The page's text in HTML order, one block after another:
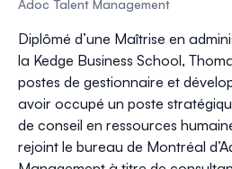
Adoc Talent Management
Diplômé d’une Maîtrise en
la Kedge Business School,
postes de gestionnaire et
avoir occupé un poste
de conseil en ressources
rejoint le bureau de Montréal